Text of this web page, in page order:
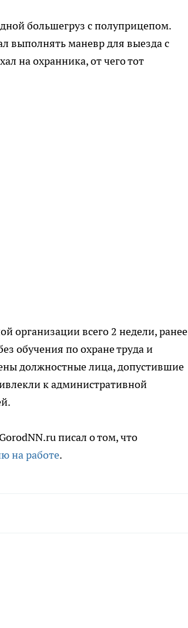
большегруз с полуприцепом.
выполнять маневр для выезда с
на охранника, от чего тот
организации всего 2 недели, ранее
обучения по охране труда и
должностные лица, допустившие
к административной
писал о том, что
на работе.